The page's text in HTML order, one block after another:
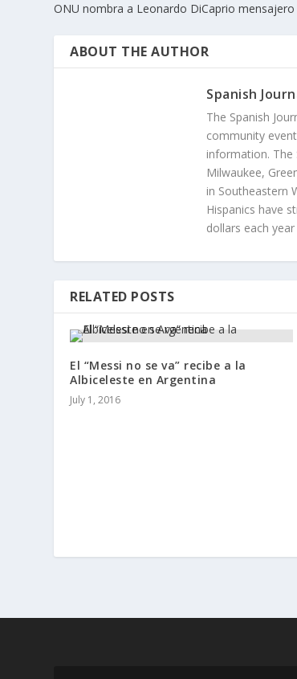
ONU nombra a Leonardo DiCaprio mensajero
ABOUT THE AUTHOR
Spanish
The Spanish
community
information. The
Milwaukee,
in Southeastern
Hispanics have
dollars each
RELATED POSTS
El “Messi no se va” recibe a la
Albiceleste en Argentina
July 1, 2016